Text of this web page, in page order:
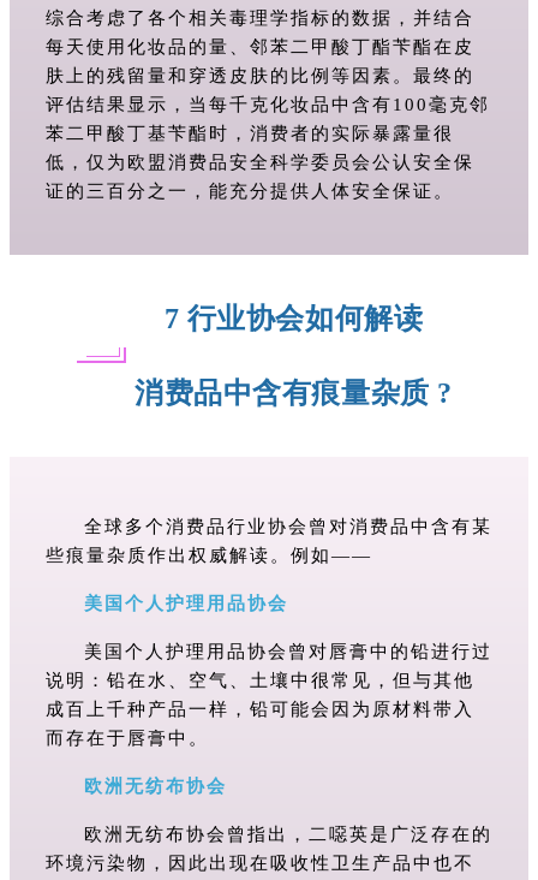
综合考虑了各个相关毒理学指标的数据，并结合
每天使用化妆品的量、邻苯二甲酸丁酯苄酯在皮
肤上的残留量和穿透皮肤的比例等因素。最终的
评估结果显示，当每千克化妆品中含有100毫克邻
苯二甲酸丁基苄酯时，消费者的实际暴露量很
低，仅为欧盟消费品安全科学委员会公认安全保
证的三百分之一，能充分提供人体安全保证。
7 行业协会如何解读
消费品中含有痕量杂质 ?
全球多个消费品行业协会曾对消费品中含有某
些痕量杂质作出权威解读。例如——
美国个人护理用品协会
美国个人护理用品协会曾对唇膏中的铅进行过
说明：铅在水、空气、土壤中很常见，但与其他
成百上千种产品一样，铅可能会因为原材料带入
而存在于唇膏中。
欧洲无纺布协会
欧洲无纺布协会曾指出，二 噁英是广泛存在的
环境污染物，因此出现在吸收性卫生产品中也不